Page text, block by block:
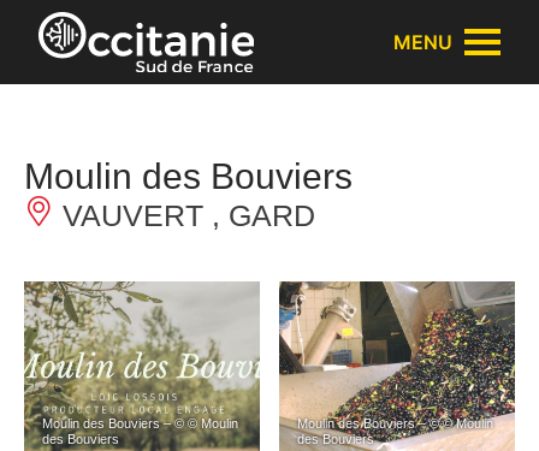
Panneau de gestion des cookies
MENU
Moulin des Bouviers
VAUVERT , GARD
Moulin des Bouviers – © © Moulin
des Bouviers
Moulin des Bouviers – © © Moulin
des Bouviers